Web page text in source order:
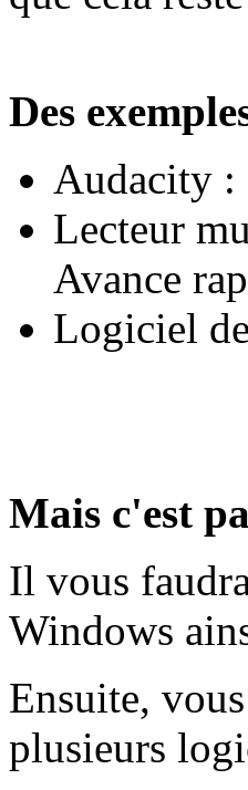
Des
Audacity :
Lecteur
Avance
Logiciel
Mais c'est
Il vous
Windows
Ensuite,
plusieurs